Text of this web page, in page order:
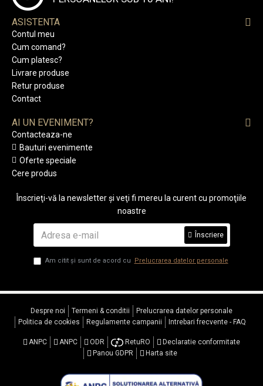
ASISTENTA
Contul meu
Cum comand?
Cum platesc?
Livrare produse
Retur produse
Contact
AI UN EVENIMENT?
Contacteaza-ne
Bauturi evenimente
Oferte speciale
Cere produs
Înscrieţi-vă la newsletter şi veţi fi mereu la curent cu promoţiile
noastre
Înscriere
Am citit şi sunt de acord cu Prelucrarea datelor personale
Despre noi Termeni & conditii
Prelucrarea datelor personale
Politica de cookies
Regulamente campanii Intrebari frecvente - FAQ
ANPC ANPC ODR RetuRO
Declaratie conformitate
Panou GDPR
Harta site